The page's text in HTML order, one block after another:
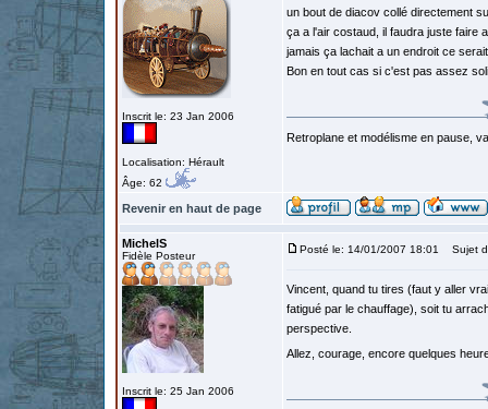
Inscrit le: 23 Jan 2006
Localisation: Hérault
Âge: 62
un bout de diacov collé directement
ça a l'air costaud, il faudra juste faire
jamais ça lachait a un endroit ce
Bon en tout cas si c'est pas assez
Retroplane et modélisme en pause,
Revenir en haut de page
MichelS
Fidèle Posteur
Inscrit le: 25 Jan 2006
Posté le: 14/01/2007 18:01 Sujet
Vincent, quand tu tires (faut y aller
fatigué par le chauffage), soit tu
perspective.
Allez, courage, encore quelques